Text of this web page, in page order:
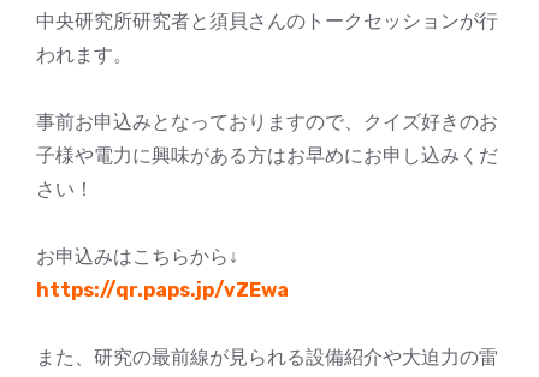
中央研究所研究者と須貝さんのトークセッションが行
われます。
事前お申込みとなっておりますので、クイズ好きのお
子様や電力に興味がある方はお早めにお申し込みくだ
さい！
お申込みはこちらから↓
https://qr.paps.jp/vZEwa
また、研究の最前線が見られる設備紹介や大迫力の雷